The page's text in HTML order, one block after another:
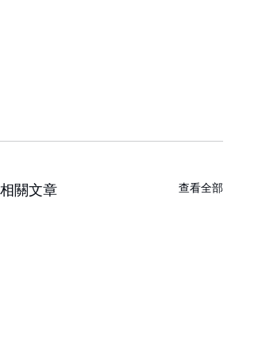
相關文章 查看全部